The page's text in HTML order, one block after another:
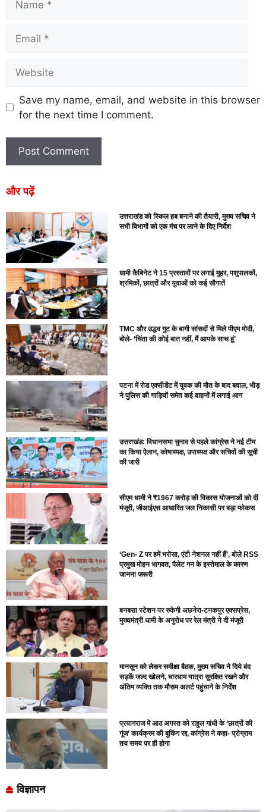
Save my name, email, and website in this browser
for the next time I comment.
और पढ़ें
उत्तराखंड को स्किल हब बनाने की तैयारी, मुख्य सचिव ने
सभी विभागों को एक मंच पर लाने के दिए निर्देश
धामी कैबिनेट ने 15 प्रस्तावों पर लगाई मुहर, पशुपालकों,
श्रमिकों, छात्रों और युवाओं को कई सौगातें
TMC और उद्धव गुट के बागी सांसदों से मिले पीएम मोदी,
बोले- ‘चिंता की कोई बात नहीं, मैं आपके साथ हूं’
पटना में रोड एक्सीडेंट में युवक की मौत के बाद बवाल, भीड़
ने पुलिस की गाड़ियों समेत कई वाहनों में लगाई आग
उत्तराखंड: विधानसभा चुनाव से पहले कांग्रेस ने नई टीम
का किया ऐलान, कोषाध्यक्ष, उपाध्यक्ष और सचिवों की सूची
की जारी
सीएम धामी ने ₹1967 करोड़ की विकास योजनाओं को दी
मंजूरी, जीआईएस आधारित जल निकासी पर बड़ा फोकस
‘Gen- Z पर हमें भरोसा, एंटी नेशनल नहीं हैं’, बोले RSS
प्रमुख मोहन भागवत, पैलेट गन के इस्तेमाल के कारण
जानना जरूरी
बनबसा स्टेशन पर रुकेगी अछनेरा-टनकपुर एक्सप्रेस,
मुख्यमंत्री धामी के अनुरोध पर रेल मंत्री ने दी मंजूरी
मानसून को लेकर समीक्षा बैठक, मुख्य सचिव ने दिये बंद
सड़कें जल्द खोलने, चारधाम यात्रा सुरक्षित रखने और
अंतिम व्यक्ति तक मौसम अलर्ट पहुंचाने के निर्देश
प्रयागराज में आठ अगस्त को राहुल गांधी के ‘छात्रों की
गूंज’ कार्यक्रम की बुकिंग रद्द, कांग्रेस ने कहा- प्रोग्राम
तय समय पर ही होगा
विज्ञापन